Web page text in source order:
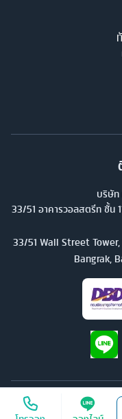
บริษัท
33/51 อาคารวอลสตรีท ชั้น
33/51 Wall Street Tower,
Bangrak,
2026บริษัท ทั